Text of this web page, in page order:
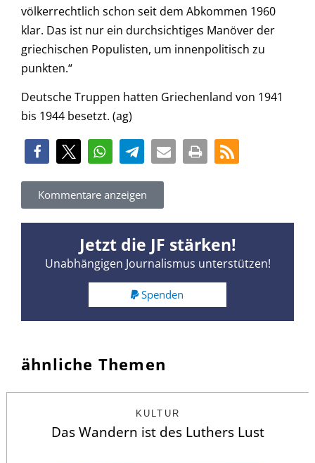
völkerrechtlich schon seit dem Abkommen 1960
klar. Das ist nur ein durchsichtiges Manöver der
griechischen Populisten, um innenpolitisch zu
punkten.“
Deutsche Truppen hatten Griechenland von 1941
bis 1944 besetzt. (ag)
Kommentare anzeigen
Jetzt die JF stärken!
Unabhängigen Journalismus unterstützen!
Spenden
ähnliche Themen
KULTUR
Das Wandern ist des Luthers Lust